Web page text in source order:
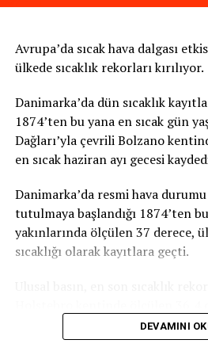
Orhon. “Bademle gireceğimiz
destek olmasını istiyoruz.
kullanırlarsa bizi mutlu ederler”
Haber: Kamil Demir
Kamera: Şerif Tuluy
TRT
İLGİLİ KONU:
Güney Kore, uzay programını
Avrupa’da sıcak hava dalgası
ülkede sıcaklık rekorları kırılıyor.
Danimarka’da dün sıcaklık
1874’ten bu yana en sıcak gün
Dağları’yla çevrili Bolzano
en sıcak haziran ayı gecesi
Danimarka’da resmi hava
tutulmaya başlandığı 1874’ten
yakınlarında ölçülen 37 derece,
sıcaklığı olarak kayıtlara geçti.
haziran ayı için ise en son
kırıldığını anımsattı.
DEVAMINI